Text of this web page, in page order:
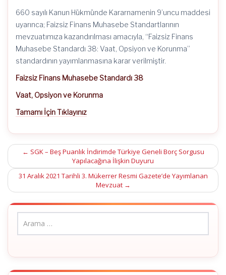
660 sayılı Kanun Hükmünde Kararnamenin 9’uncu maddesi
uyarınca; Faizsiz Finans Muhasebe Standartlarının
mevzuatımıza kazandırılması amacıyla, “Faizsiz Finans
Muhasebe Standardı 38: Vaat, Opsiyon ve Korunma”
standardının yayımlanmasına karar verilmiştir.
Faizsiz Finans Muhasebe Standardı 38
Vaat, Opsiyon ve Korunma
Tamamı İçin Tıklayınız
Post
navigation
← SGK – Beş Puanlık İndirimde Türkiye Geneli Borç Sorgusu
Yapılacağına İlişkin Duyuru
31 Aralık 2021 Tarihli 3. Mükerrer Resmi Gazete’de Yayımlanan
Mevzuat →